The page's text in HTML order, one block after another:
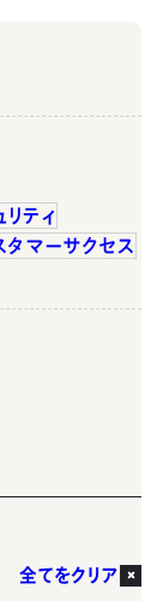
リティ
タマーサクセス
全てをクリア